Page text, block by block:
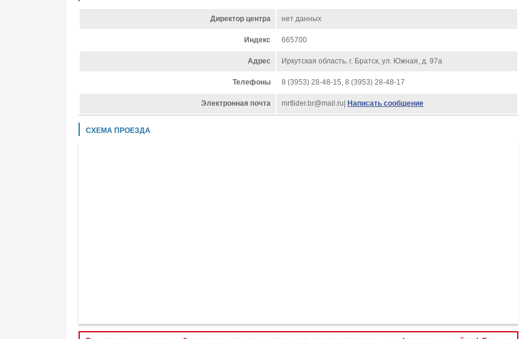
Директор центра нет данных
Индекс 665700
Адрес Иркутская область, г. Братск, ул. Южная, д. 97а
Телефоны 8 (3953) 28-48-15, 8 (3953) 28-48-17
Электронная почта mrtlider.br@mail.ru| Написать сообщение
СХЕМА ПРОЕЗДА